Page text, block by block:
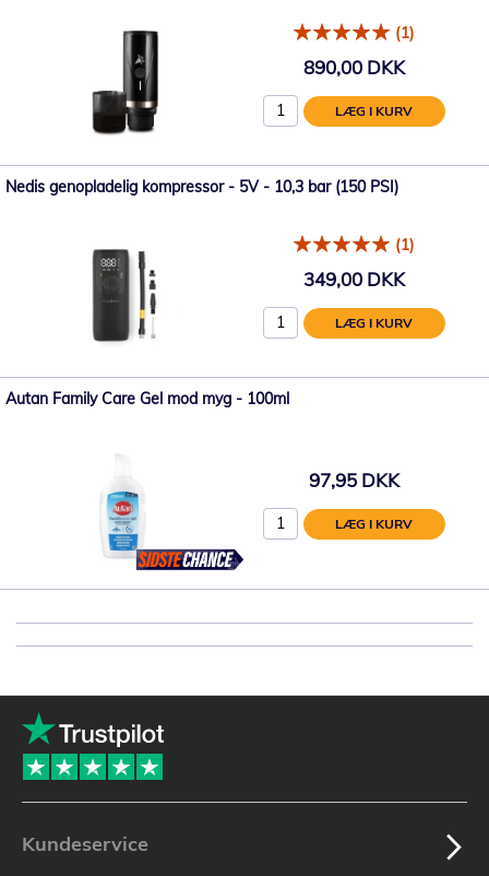
(1)
890,00 DKK
LÆG I KURV
Nedis genopladelig kompressor - 5V - 10,3 bar (150 PSI)
(1)
349,00 DKK
LÆG I KURV
Autan Family Care Gel mod myg - 100ml
97,95 DKK
LÆG I KURV
Kundeservice